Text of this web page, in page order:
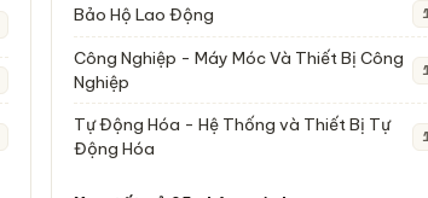
Bảo Hộ Lao Động
Công Nghiệp - Máy Móc Và Thiết Bị Công
Nghiệp
Tự Động Hóa - Hệ Thống và Thiết Bị Tự
Động Hóa